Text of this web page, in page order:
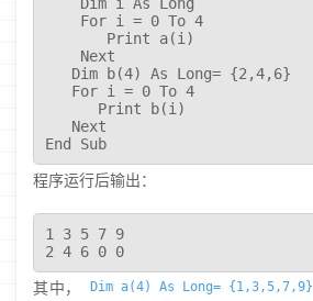
    Dim i As Long
    For i = 0 To 4
       Print a(i)
    Next
   Dim b(4) As Long= {2,4,6}
   For i = 0 To 4
      Print b(i)
   Next
End Sub
程序运行后输出：
1 3 5 7 9
2 4 6 0 0
其中， Dim a(4) As Long= {1,3,5,7,9}